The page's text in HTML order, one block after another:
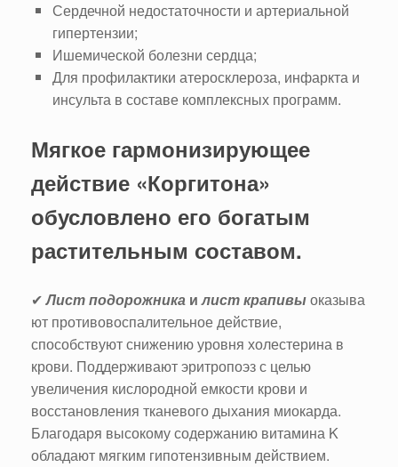
Сердечной недостаточности и артериальной
гипертензии;
Ишемической болезни сердца;
Для профилактики атеросклероза, инфаркта и
инсульта в составе комплексных программ.
Мягкое гармонизирующее
действие «Коргитона»
обусловлено его богатым
растительным составом.
✔Листподорожника илисткрапивыоказыва
ют противовоспалительное действие,
способствуют снижению уровня холестерина в
крови. Поддерживают эритропоэз с целью
увеличения кислородной емкости крови и
восстановления тканевого дыхания миокарда.
Благодаря высокому содержанию витамина K
обладают мягким гипотензивным действием.